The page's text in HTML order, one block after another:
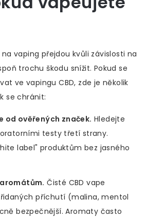
vaping přejdou kvůli závislosti na
trochu škodu snížit. Pokud se
ve vapingu CBD, zde je několik
se chránit:
od ověřených značek. Hledejte
testy třetí strany.
label" produktům bez jasného
Čisté CBD vape
příchutí (malina, mentol
bezpečnější. Aromaty často